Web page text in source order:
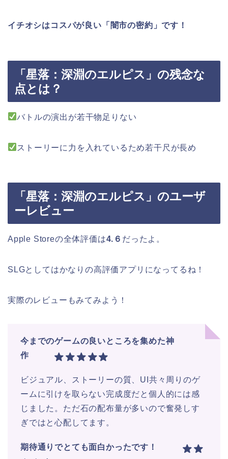
イチオシはコスパが良い「闇市の密約」です！
「星落：深淵のエルピス」の残念な
点とは？
バトルの演出が若干物足りない
ストーリーに力を入れているため若干尺が長め
「星落：深淵のエルピス」のユーザ
ーレビュー
Apple Storeの全体評価は4.６ だったよ。
SLGとしてはかなりの高評価アプリになってるね！
実際のレビューもみてみよう！
今までのゲームの良いところを集めた神
作
ビジュアル、ストーリーの質、UI共々周りのゲ
ームに引けを取らない完成度だと個人的には感
じました。ただ石の配布量が多いので奮発しす
ぎではと心配してます。
期待通りでとても面白かったです！